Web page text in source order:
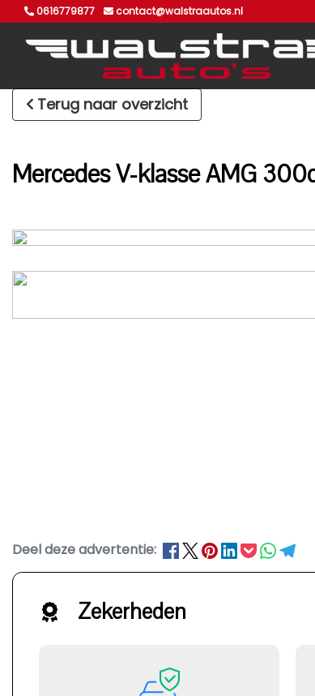
0616779877 contact@walstraautos.nl
Terug naar overzicht
Mercedes V-klasse AMG
Deel deze advertentie:
Zekerheden